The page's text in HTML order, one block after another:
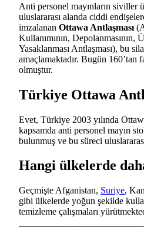
Anti personel mayınların siviller
uluslararası alanda ciddi
imzalanan Ottawa Antlaşması
Kullanımının,
Yasaklanması Antlaşması), bu
amaçlamaktadır. Bugün 160’tan
olmuştur.
Türkiye Ottawa
Evet, Türkiye 2003 yılında
kapsamda anti personel mayın
bulunmuş ve bu süreci
Hangi ülkelerde
Geçmişte Afganistan, Suriye,
gibi ülkelerde yoğun şekilde
temizleme çalışmaları